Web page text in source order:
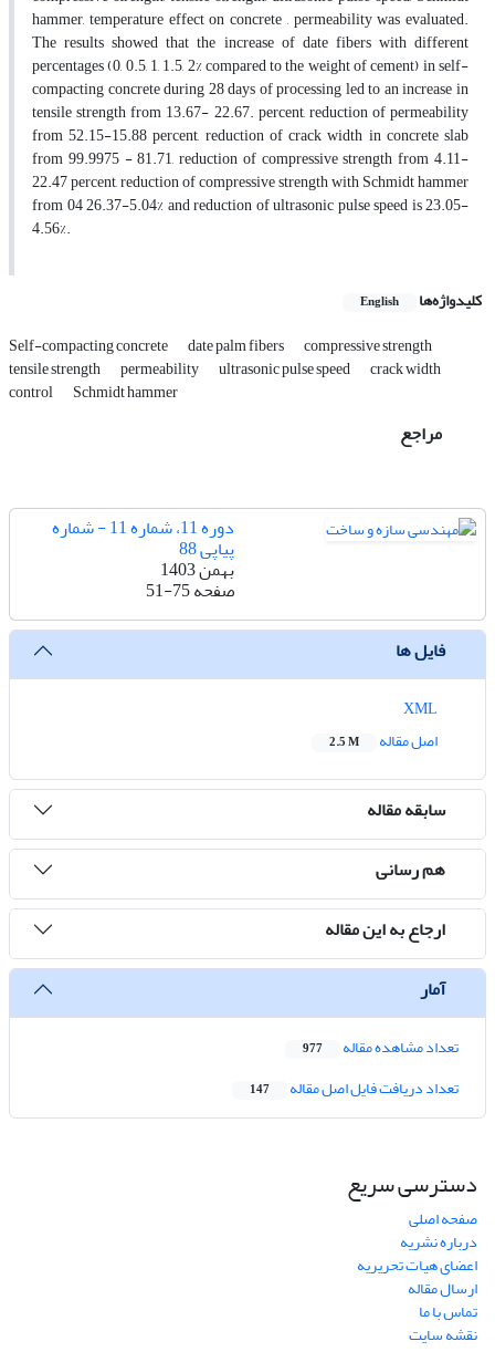
hammer, temperature effect on concrete , permeability was evaluated.
The results showed that the increase of date fibers with different
percentages (0, 0.5, 1, 1.5, 2% compared to the weight of cement) in self-
compacting concrete during 28 days of processing led to an increase in
tensile strength from 13.67- 22.67. percent, reduction of permeability
from 52.15-15.88 percent, reduction of crack width in concrete slab
from 99.9975 - 81.71, reduction of compressive strength from 4.11-
22.47 percent, reduction of compressive strength with Schmidt hammer
from 04 26.37-5.04% and reduction of ultrasonic pulse speed is 23.05-
4.56%.
کلیدواژه‌ها English
Self-compacting concrete date palm fibers compressive strength
tensile strength permeability ultrasonic pulse speed crack width
control Schmidt hammer
مراجع
دوره 11، شماره 11 - شماره
پیاپی 88
بهمن 1403
صفحه51-75
فایل ها
اصل مقاله
2.5 M
سابقه مقاله
هم رسانی
ارجاع به این مقاله
آمار
تعداد مشاهده مقاله 977
تعداد دریافت فایل اصل مقاله 147
دسترسی سریع
صفحه اصلی
درباره نشریه
اعضای هیات تحریریه
ارسال مقاله
تماس با ما
نقشه سایت